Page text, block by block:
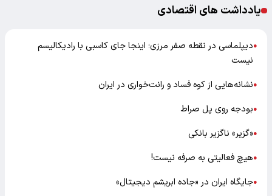
یادداشت های اقتصادی
●دیپلماسی در نقطه صفر مرزی؛ اینجا جای کاسبی با رادیکالیسم
نیست
●نشانه‌هایی از کوه فساد و رانت‌خواری در ایران
●بودجه روی پل صراط
●«گزیر» ناگزیر بانکی
●هیچ فعالیتی به صرفه نیست!
●جایگاه ایران در «جاده ابریشم دیجیتال»